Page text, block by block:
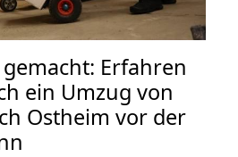
Erfahren
ein Umzug von
Ostheim vor der